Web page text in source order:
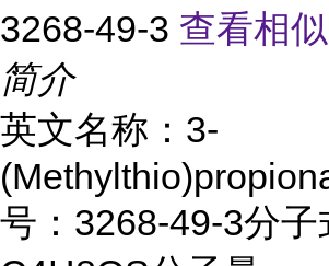
3268-49-3 查看相
简介
英文名称：3-
号：3268-49-3分子